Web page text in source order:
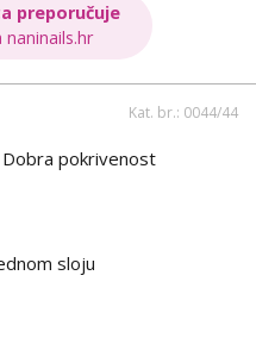
preporučuje
Kat. br.: 0044/44
Dobra pokrivenost
sloju